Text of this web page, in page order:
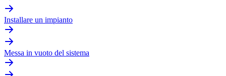
Installare un impianto
Messa in vuoto del sistema